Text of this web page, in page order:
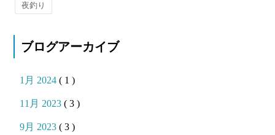
夜釣り
ブログアーカイブ
1月 2024( 1 )
11月 2023( 3 )
9月 2023( 3 )